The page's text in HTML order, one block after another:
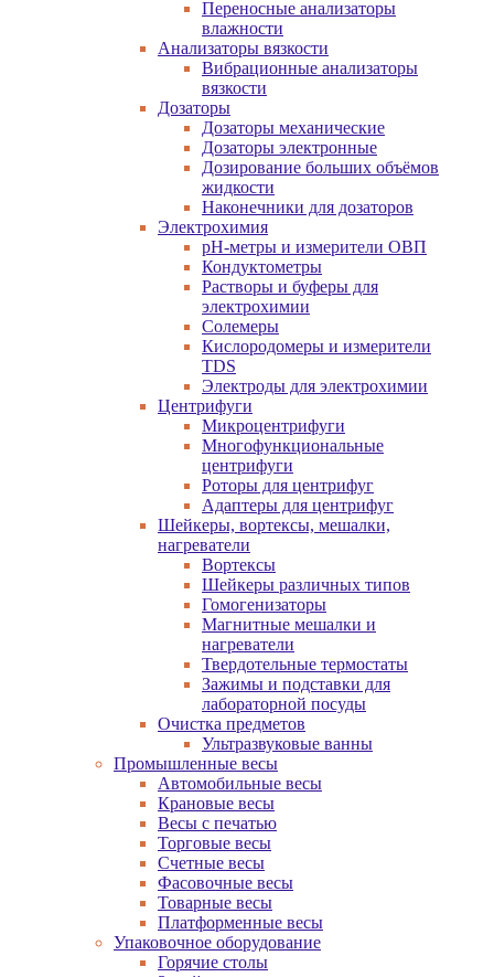
Переносные анализаторы
влажности
Анализаторы вязкости
Вибрационные анализаторы
вязкости
Дозаторы
Дозаторы механические
Дозаторы электронные
Дозирование больших объёмов
жидкости
Наконечники для дозаторов
Электрохимия
pH-метры и измерители ОВП
Кондуктометры
Растворы и буферы для
электрохимии
Солемеры
Кислородомеры и измерители
TDS
Электроды для электрохимии
Центрифуги
Микроцентрифуги
Многофункциональные
центрифуги
Роторы для центрифуг
Адаптеры для центрифуг
Шейкеры, вортексы, мешалки,
нагреватели
Вортексы
Шейкеры различных типов
Гомогенизаторы
Магнитные мешалки и
нагреватели
Твердотельные термостаты
Зажимы и подставки для
лабораторной посуды
Очистка предметов
Ультразвуковые ванны
Промышленные весы
Автомобильные весы
Крановые весы
Весы с печатью
Торговые весы
Счетные весы
Фасовочные весы
Товарные весы
Платформенные весы
Упаковочное оборудование
Горячие столы